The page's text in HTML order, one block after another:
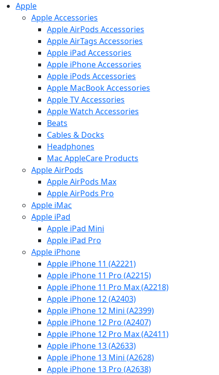
Apple
Apple Accessories
Apple AirPods Accessories
Apple AirTags Accessories
Apple iPad Accessories
Apple iPhone Accessories
Apple iPods Accessories
Apple MacBook Accessories
Apple TV Accessories
Apple Watch Accessories
Beats
Cables & Docks
Headphones
Mac AppleCare Products
Apple AirPods
Apple AirPods Max
Apple AirPods Pro
Apple iMac
Apple iPad
Apple iPad Mini
Apple iPad Pro
Apple iPhone
Apple iPhone 11 (A2221)
Apple iPhone 11 Pro (A2215)
Apple iPhone 11 Pro Max (A2218)
Apple iPhone 12 (A2403)
Apple iPhone 12 Mini (A2399)
Apple iPhone 12 Pro (A2407)
Apple iPhone 12 Pro Max (A2411)
Apple iPhone 13 (A2633)
Apple iPhone 13 Mini (A2628)
Apple iPhone 13 Pro (A2638)